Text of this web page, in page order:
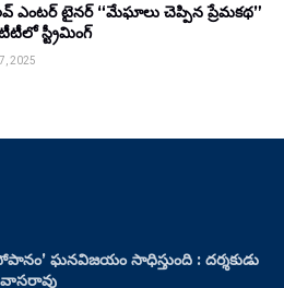
ఎంటర్ టైనర్ “మేఘాలు చెప్పిన ప్రేమకథ”
స్ట్రీమింగ్
2025
ఘనవిజయం సాధిస్తుంది : దర్శకుడు